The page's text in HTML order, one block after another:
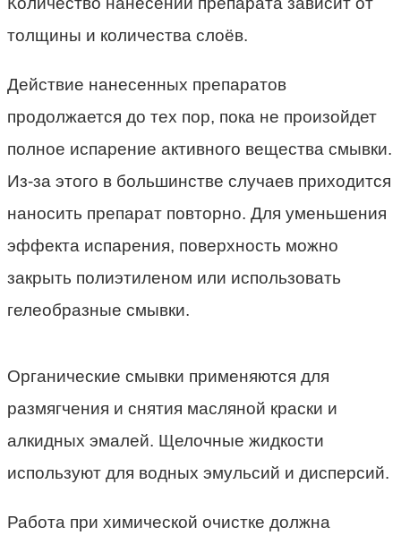
толщины и количества слоёв.
Действие нанесенных препаратов
продолжается до тех пор, пока не произойдет
полное испарение активного вещества смывки.
Из-за этого в большинстве случаев приходится
наносить препарат повторно. Для уменьшения
эффекта испарения, поверхность можно
закрыть полиэтиленом или использовать
гелеобразные смывки.
Органические смывки применяются для
размягчения и снятия масляной краски и
алкидных эмалей. Щелочные жидкости
используют для водных эмульсий и дисперсий.
Работа при химической очистке должна